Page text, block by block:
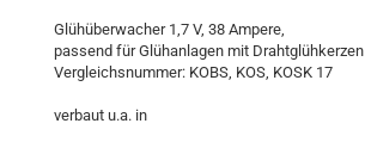
Glühüberwacher 1,7 V, 38 Ampere,
passend für Glühanlagen mit Drahtglühkerzen
Vergleichsnummer: KOBS, KOS, KOSK 17
verbaut u.a. in